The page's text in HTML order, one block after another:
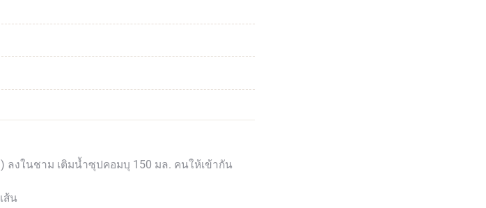
ลงในชาม เติมน้ำซุปคอมบุ 150 มล. คนให้เข้ากัน
ส้น